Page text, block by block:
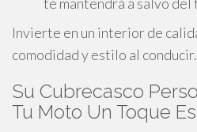
Invierte en un interior de
comodidad y estilo al conducir.
Su Cubrecasco
Tu Moto Un Toque